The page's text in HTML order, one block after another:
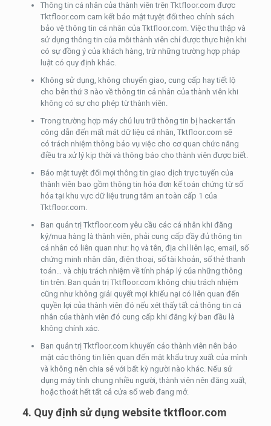
Thông tin cá nhân của thành viên trên Tktfloor.com được
Tktfloor.com cam kết bảo mật tuyệt đối theo chính sách
bảo vệ thông tin cá nhân của Tktfloor.com. Việc thu thập và
sử dụng thông tin của mỗi thành viên chỉ được thực hiện khi
có sự đồng ý của khách hàng, trừ những trường hợp pháp
luật có quy định khác.
Không sử dụng, không chuyển giao, cung cấp hay tiết lộ
cho bên thứ 3 nào về thông tin cá nhân của thành viên khi
không có sự cho phép từ thành viên.
Trong trường hợp máy chủ lưu trữ thông tin bị hacker tấn
công dẫn đến mất mát dữ liệu cá nhân, Tktfloor.com sẽ
có trách nhiệm thông báo vụ việc cho cơ quan chức năng
điều tra xử lý kịp thời và thông báo cho thành viên được biết.
Bảo mật tuyệt đối mọi thông tin giao dịch trực tuyến của
thành viên bao gồm thông tin hóa đơn kế toán chứng từ số
hóa tại khu vực dữ liệu trung tâm an toàn cấp 1 của
Tktfloor.com.
Ban quản trị Tktfloor.com yêu cầu các cá nhân khi đăng
ký/mua hàng là thành viên, phải cung cấp đầy đủ thông tin
cá nhân có liên quan như: họ và tên, địa chỉ liên lạc, email, số
chứng minh nhân dân, điện thoại, số tài khoản, số thẻ thanh
toán… và chịu trách nhiệm về tính pháp lý của những thông
tin trên. Ban quản trị Tktfloor.com không chịu trách nhiệm
cũng như không giải quyết mọi khiếu nại có liên quan đến
quyền lợi của thành viên đó nếu xét thấy tất cả thông tin cá
nhân của thành viên đó cung cấp khi đăng ký ban đầu là
không chính xác.
Ban quản trị Tktfloor.com khuyến cáo thành viên nên bảo
mật các thông tin liên quan đến mật khẩu truy xuất của mình
và không nên chia sẻ với bất kỳ người nào khác. Nếu sử
dụng máy tính chung nhiều người, thành viên nên đăng xuất,
hoặc thoát hết tất cả cửa sổ web đang mở.
4. Quy định sử dụng website tktfloor.com